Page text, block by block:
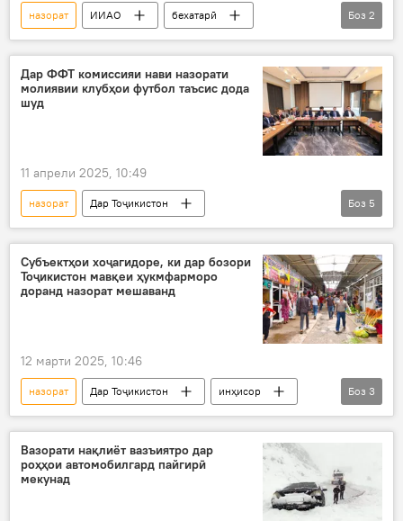
назорат ИИАО
бехатарӣ
маҳсулот
кӯдакон
Боз 2
Дар ФФТ комиссияи нави назорати
молиявии клубҳои футбол таъсис дода
шуд
11 апрели 2025, 10:49
назорат
Дар Тоҷикистон
Навигариҳои варзиши Тоҷикистон
футбол
ФФТ
молия
Боз 5
Субъектҳои хоҷагидоре, ки дар бозори
Тоҷикистон мавқеи ҳукмфарморо
доранд назорат мешаванд
12 марти 2025, 10:46
назорат Дар Тоҷикистон
инҳисор
бозор
мақомот Иқтисод
Боз 3
Вазорати нақлиёт вазъиятро дар
роҳҳои автомобилгард пайгирӣ
мекунад